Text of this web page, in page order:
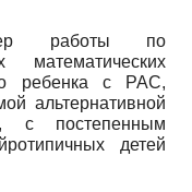
работы по
математических
ребенка с РАС,
альтернативной
, с постепенным
детей